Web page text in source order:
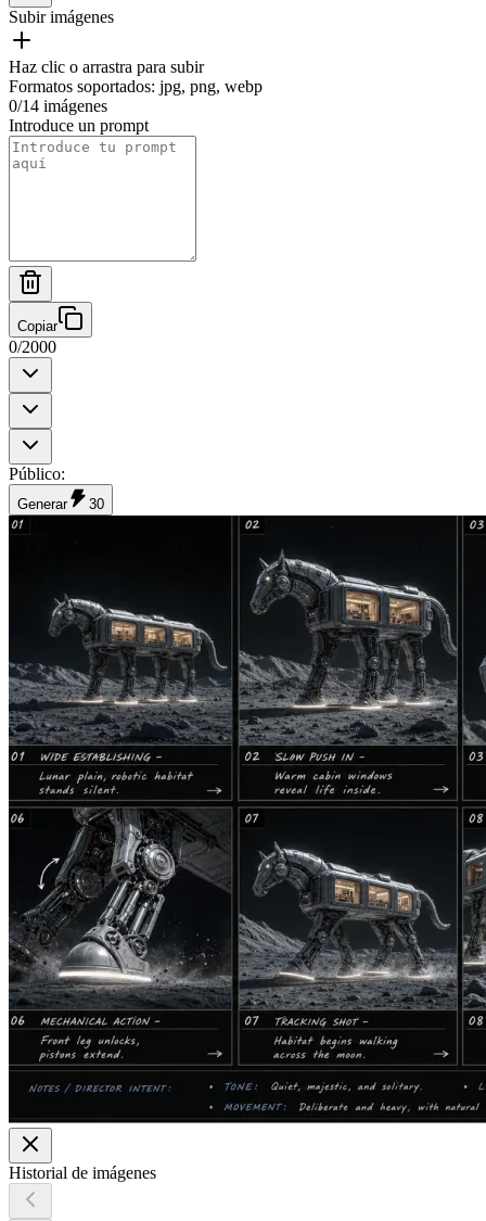
Subir imágenes
Haz clic o arrastra para subir
Formatos soportados: jpg, png, webp
0/14 imágenes
Introduce un prompt
Copiar
0/2000
Público:
Generar 30
Historial de imágenes